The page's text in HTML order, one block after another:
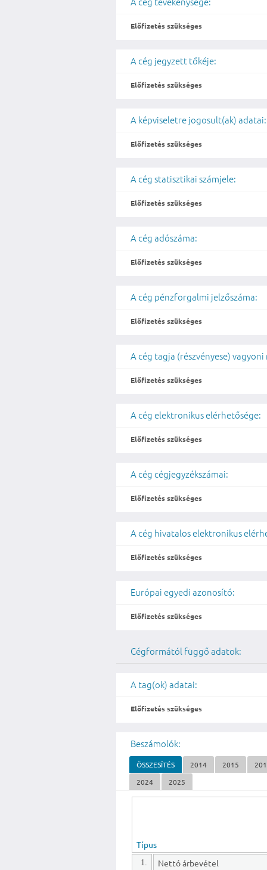
Előfizetés szükséges
A cég jegyzett tőkéje:
Előfizetés szükséges
A képviseletre jogosult(ak) adatai:
Előfizetés szükséges
A cég statisztikai számjele:
Előfizetés szükséges
A cég adószáma:
Előfizetés szükséges
A cég pénzforgalmi jelzőszáma:
Előfizetés szükséges
A cég tagja (részvényese)
Előfizetés szükséges
A cég elektronikus elérhetősége:
Előfizetés szükséges
A cég cégjegyzékszámai:
Előfizetés szükséges
A cég hivatalos elektronikus
Előfizetés szükséges
Európai egyedi azonosító:
Előfizetés szükséges
Cégformától függő adatok:
A tag(ok) adatai:
Előfizetés szükséges
Beszámolók:
ÖSSZESÍTÉS 2014 2015
2024
2025
Típus
1. Nettó árbevétel